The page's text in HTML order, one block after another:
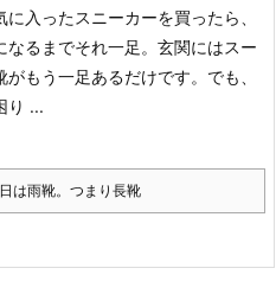
に入ったスニーカーを買ったら、
なるまでそれ一足。玄関にはスー
がもう一足あるだけです。 でも、
り ...
は雨靴。つまり長靴